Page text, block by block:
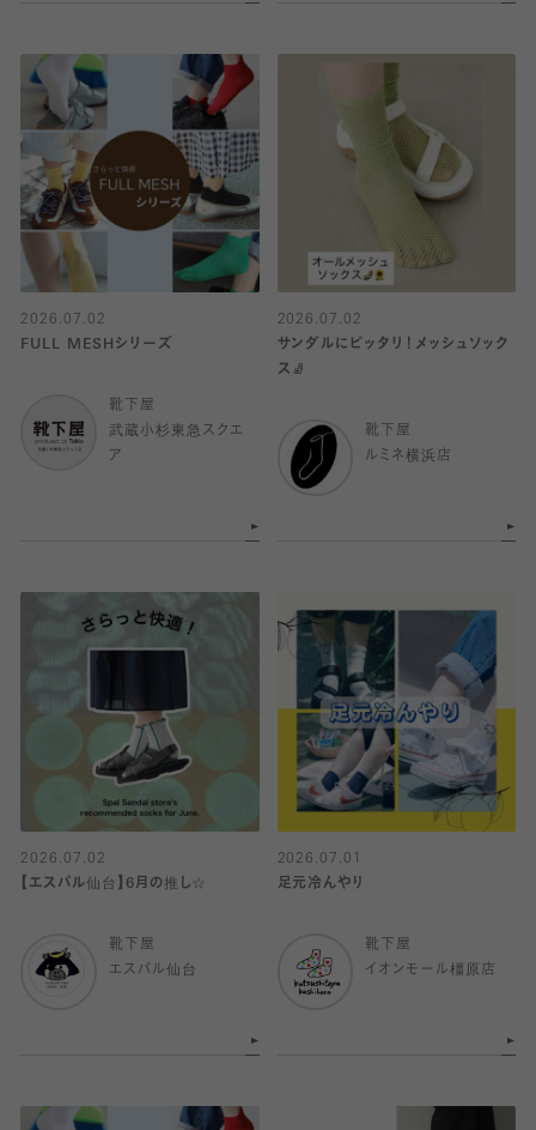
2026.07.02
FULL MESHシリーズ
靴下屋
武蔵小杉東急スクエ
ア
2026.07.02
サンダルにピッタリ！メッシュソック
ス🧦
靴下屋
ルミネ横浜店
2026.07.02
【エスパル仙台】6月の推し☆
靴下屋
エスパル仙台
2026.07.01
足元冷んやり
靴下屋
イオンモール橿原店